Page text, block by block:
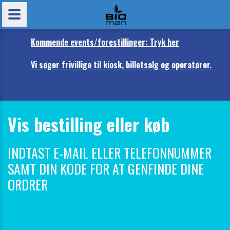
Kommende events/forestillinger: Tryk her
Vi søger frivillige til kiosk, billetsalg og operatører.
Vis bestilling eller køb
INDTAST E-MAIL ELLER TELEFONNUMMER
SAMT DIN KODE FOR AT GENFINDE DINE
ORDRER